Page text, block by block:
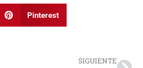
Pinterest
SIGUIENTE